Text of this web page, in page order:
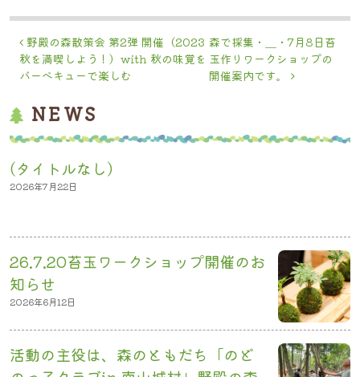
投稿ナビゲーション
野殿の森散策会 第2弾 開催（2023
秋を満喫しよう！）with 秋の味覚を
バーべキューで楽しむ
森で採集・＿・7月8日苔
玉作りワークショップの
開催案内です。
NEWS
(タイトルなし)
2026年7月22日
26.7.20苔玉ワークショップ開催のお
知らせ
2026年6月12日
活動の主役は、森のともだち「のど